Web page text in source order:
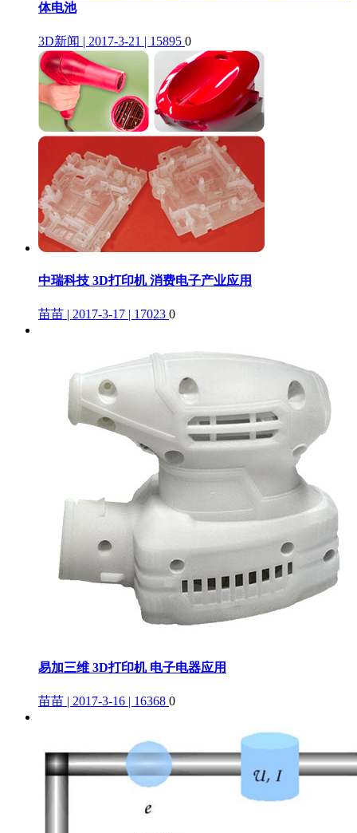
体电池
3D新闻 | 2017-3-21 | 15895 0
中瑞科技 3D打印机 消费电子产业应用
苗苗 | 2017-3-17 | 17023 0
易加三维 3D打印机 电子电器应用
苗苗 | 2017-3-16 | 16368 0